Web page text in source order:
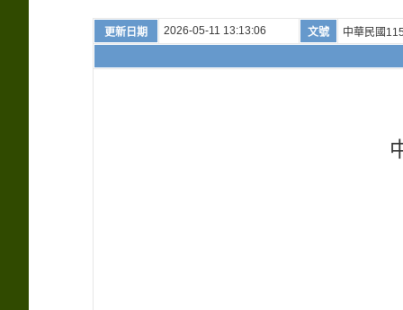
更新日期 2026-05-11 13:13:06 文號 中華民國